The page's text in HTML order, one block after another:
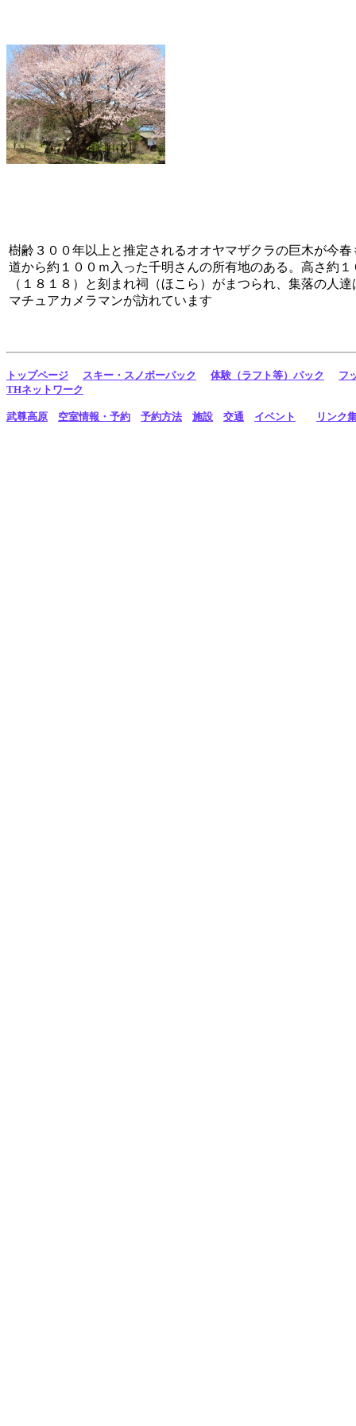
樹齢３００年以上と推定されるオオヤマザクラの巨木が今
道から約１００ｍ入った千明さんの所有地のある。高さ約
（１８１８）と刻まれ祠（ほこら）がまつられ、集落の人
マチュアカメラマンが訪れています
トップページ スキー・スノボーパック 体験（ラフト等）パック
フ
THネットワーク
武尊高原 空室情報・予約 予約方法 施設 交通 イベント リンク